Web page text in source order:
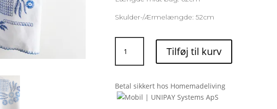
Skulder-/Ærmelængde: 52cm
skjorte
med
broderi
Solgt
Tilføj til kurv
Betal sikkert hos Homemadeliving